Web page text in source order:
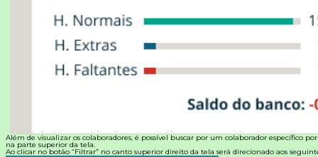
Além de visualizar os colaboradores, é possível buscar por um colaborador específico
na parte superior da tela.
Ao clicar no botão “Filtrar” no canto superior direito da tela será direcionado aos